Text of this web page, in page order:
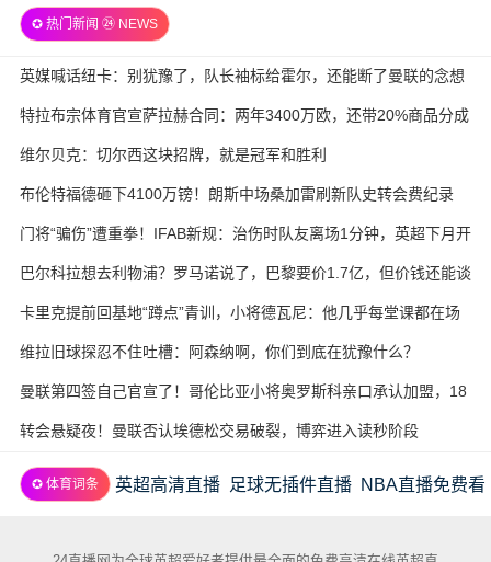
✪ 热门新闻 ㉔ NEWS
英媒喊话纽卡：别犹豫了，队长袖标给霍尔，还能断了曼联的念想
特拉布宗体育官宣萨拉赫合同：两年3400万欧，还带20%商品分成
维尔贝克：切尔西这块招牌，就是冠军和胜利
布伦特福德砸下4100万镑！朗斯中场桑加雷刷新队史转会费纪录
门将“骗伤”遭重拳！IFAB新规：治伤时队友离场1分钟，英超下月开
试
巴尔科拉想去利物浦？罗马诺说了，巴黎要价1.7亿，但价钱还能谈
卡里克提前回基地“蹲点”青训，小将德瓦尼：他几乎每堂课都在场
边
维拉旧球探忍不住吐槽：阿森纳啊，你们到底在犹豫什么？
曼联第四签自己官宣了！哥伦比亚小将奥罗斯科亲口承认加盟，18
岁生日当天完成转会
转会悬疑夜！曼联否认埃德松交易破裂，博弈进入读秒阶段
✪ 体育词条 英超高清直播 足球无插件直播 NBA直播免费看